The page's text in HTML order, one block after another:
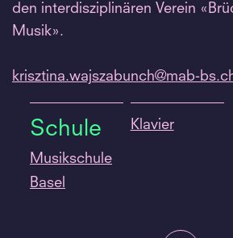
den interdisziplinären Verein
Musik».
krisztina.wajszabunch@mab-bs.
Schule
Musikschule
Basel
Klavier